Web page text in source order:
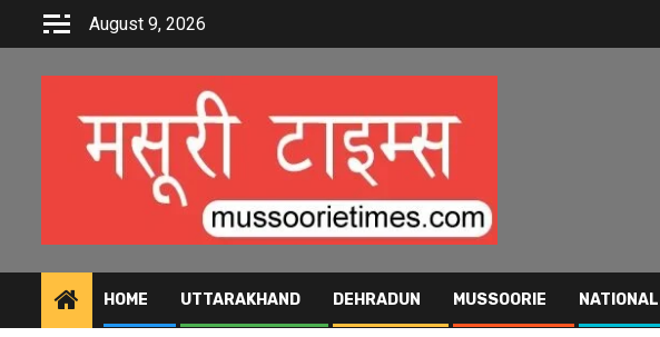
August 9, 2026
HOME UTTARAKHAND DEHRADUN MUSSOORIE NATIONAL